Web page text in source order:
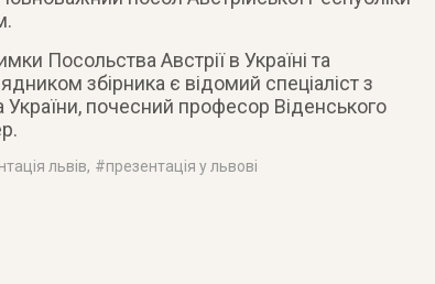
Посольства Австрії в Україні та
збірника є відомий спеціаліст з
України, почесний професор Віденського
львів, #презентація у львові